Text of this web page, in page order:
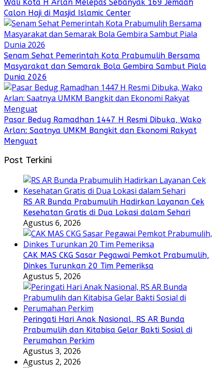
Wali Kota H Arlan Melepas Sebanyak 169 Jemaah
Calon Haji di Masjid Islamic Center
Senam Sehat Pemerintah Kota Prabumulih Bersama
Masyarakat dan Semarak Bola Gembira Sambut Piala
Dunia 2026
Pasar Bedug Ramadhan 1447 H Resmi Dibuka, Wako
Arlan: Saatnya UMKM Bangkit dan Ekonomi Rakyat
Menguat
Post Terkini
RS AR Bunda Prabumulih Hadirkan Layanan Cek
Kesehatan Gratis di Dua Lokasi dalam Sehari
Agustus 6, 2026
CAK MAS CKG Sasar Pegawai Pemkot Prabumulih,
Dinkes Turunkan 20 Tim Pemeriksa
Agustus 5, 2026
Peringati Hari Anak Nasional, RS AR Bunda
Prabumulih dan Kitabisa Gelar Bakti Sosial di
Perumahan Perkim
Agustus 3, 2026
Agustus 2, 2026